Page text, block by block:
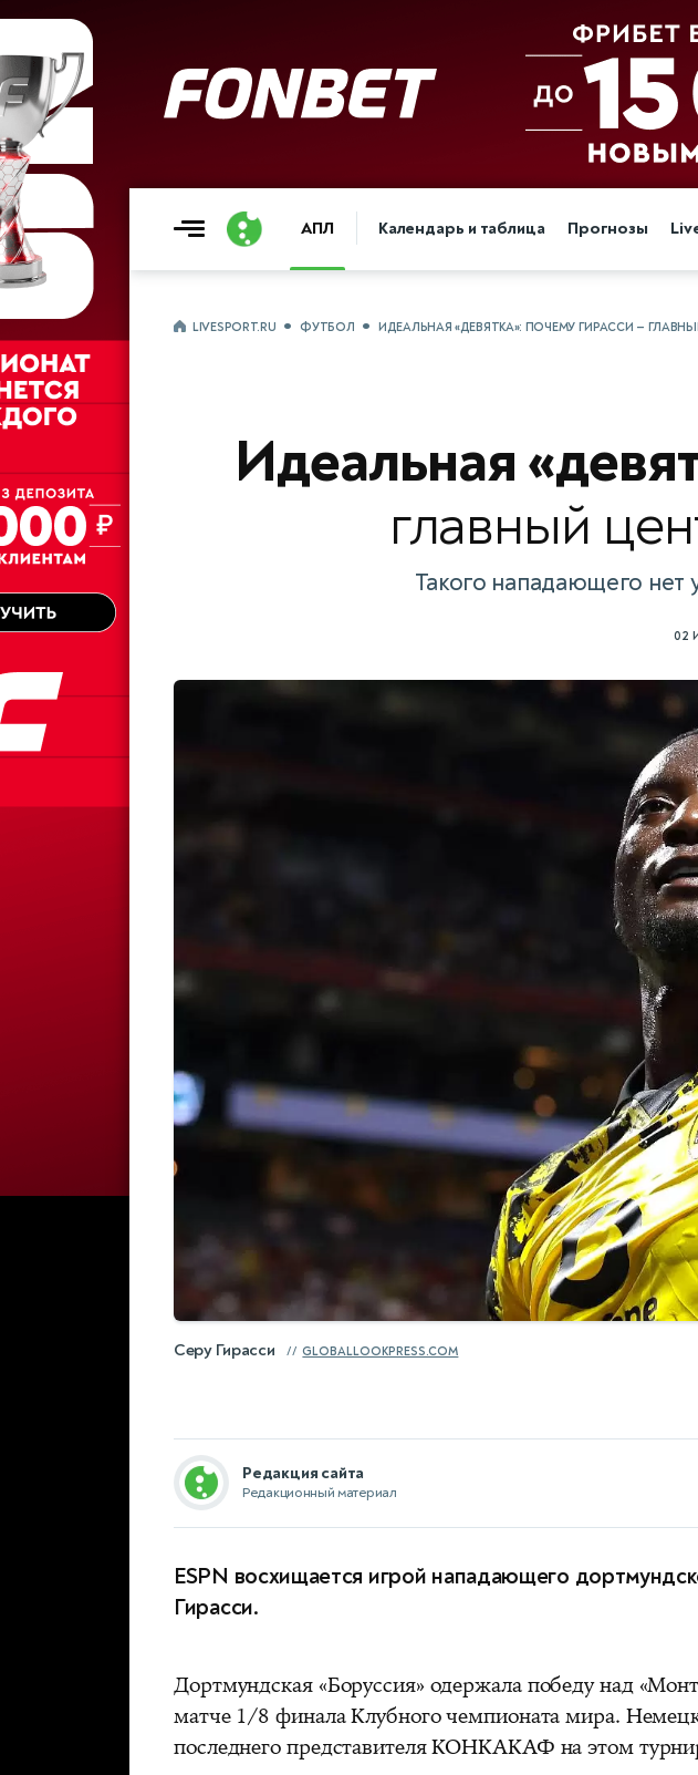
АПЛ Календарь и таблица Прогнозы
LIVESPORT.RU ФУТБОЛ ИДЕАЛЬНАЯ «ДЕВЯТКА»: ПОЧЕМУ ГИРАССИ —
Идеальная
главный
Такого нападающего
02
Серу Гирасси GLOBALLOOKPRESS.COM
Редакция сайта
Редакционный материал
ESPN восхищается игрой нападающего
Гирасси.
Дортмундская «Боруссия» одержала победу над
матче 1/8 финала Клубного чемпионата мира.
последнего представителя КОНКАКАФ на этом